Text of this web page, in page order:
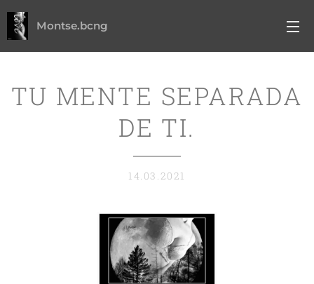
Montse.bcng
TU MENTE SEPARADA
DE TI.
14.03.2021